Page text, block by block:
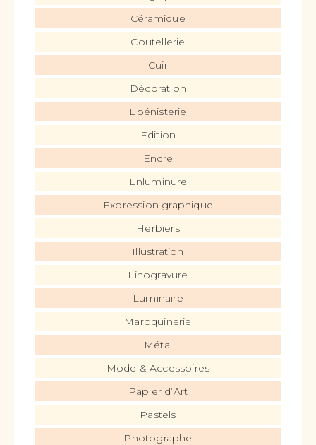
Céramique
Coutellerie
Cuir
Décoration
Ebénisterie
Edition
Encre
Enluminure
Expression graphique
Herbiers
Illustration
Linogravure
Luminaire
Maroquinerie
Métal
Mode & Accessoires
Papier d’Art
Pastels
Photographe